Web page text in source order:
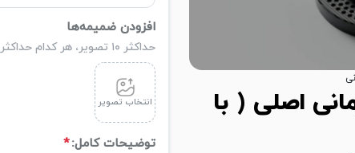
اصلی ( با
افزودن ضمیمه‌ها
حداکثر ۱۰ تصویر، هر کدام حداکثر ۵ مگابایت
انتخاب تصویر
توضیحات کامل:*